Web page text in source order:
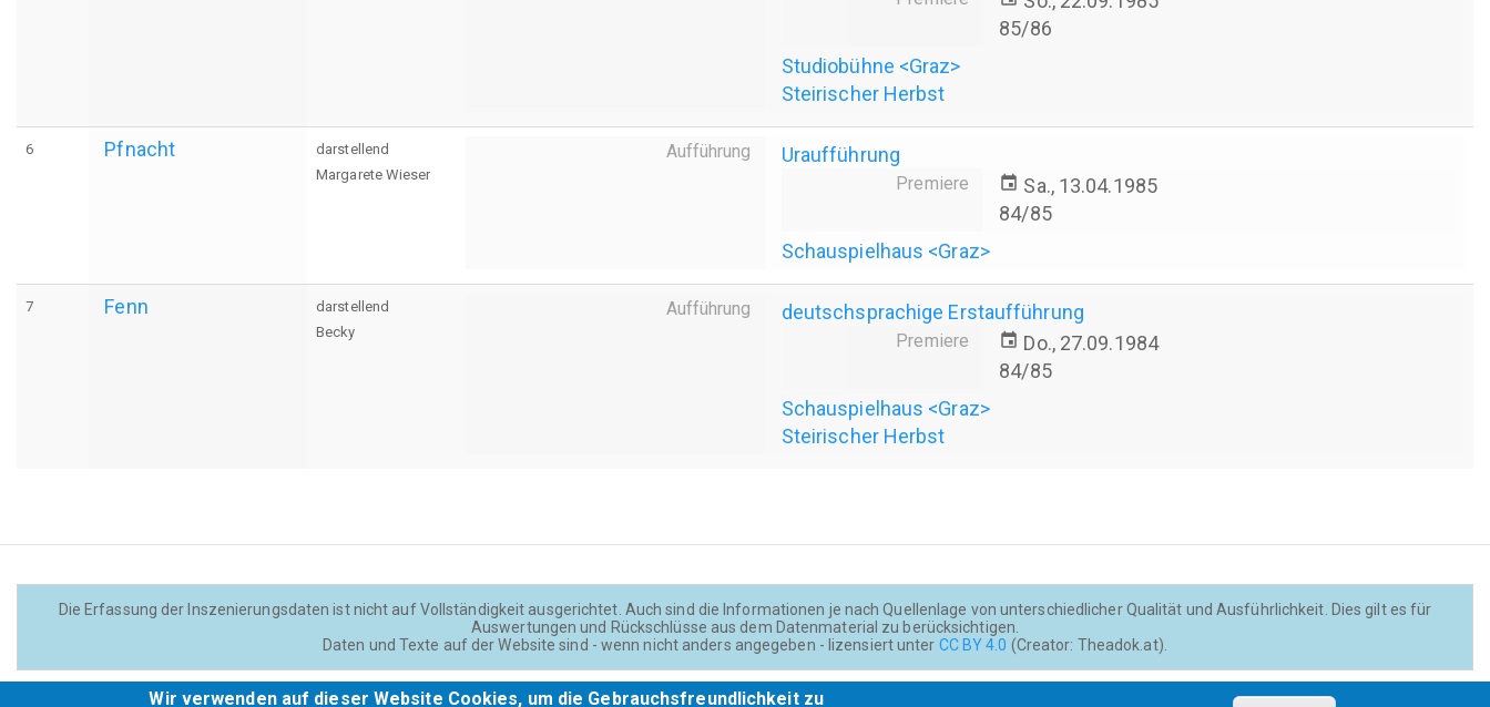
85/86
Studiobühne <Graz>
Steirischer Herbst
6 Pfnacht
darstellend
Margarete Wieser
Aufführung Uraufführung
Premiere event Sa., 13.04.1985
84/85
Schauspielhaus <Graz>
7 Fenn
darstellend
Becky
Aufführung deutschsprachige Erstaufführung
Premiere event Do., 27.09.1984
84/85
Schauspielhaus <Graz>
Steirischer Herbst
Die Erfassung der Inszenierungsdaten ist nicht auf Vollständigkeit ausgerichtet. Auch sind die Informationen je nach Quellenlage von unterschiedlicher Qualität und Ausführlichkeit. Dies gilt es für
Auswertungen und Rückschlüsse aus dem Datenmaterial zu berücksichtigen.
Daten und Texte auf der Website sind - wenn nicht anders angegeben - lizensiert unter CC BY 4.0 (Creator: Theadok.at).
Wir verwenden auf dieser Website Cookies, um die Gebrauchsfreundlichkeit zu